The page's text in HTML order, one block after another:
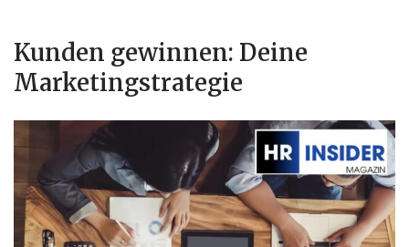
Kunden gewinnen: Deine
Marketingstrategie